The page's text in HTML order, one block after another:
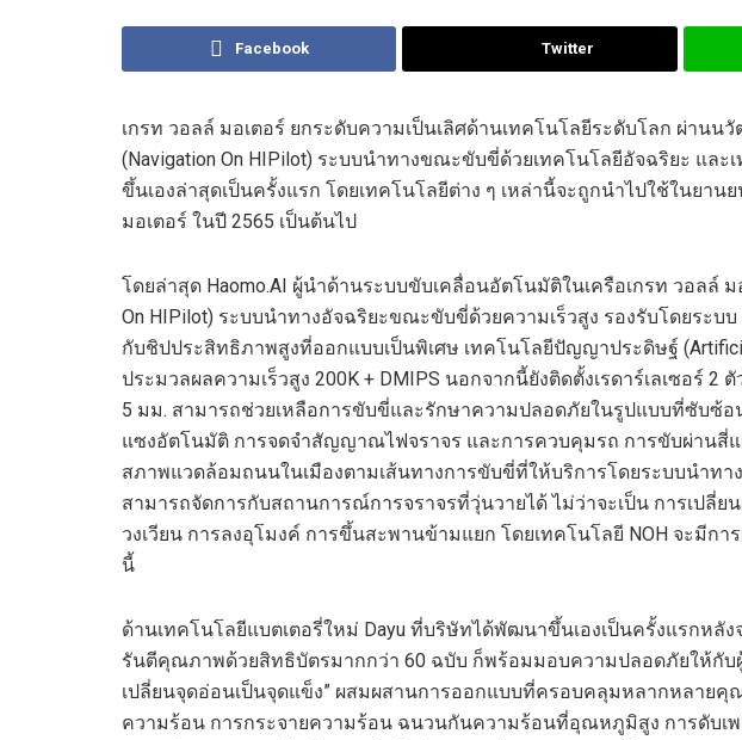
Facebook Twitter
เกรท วอลล์ มอเตอร์ ยกระดับความเป็นเลิศด้านเทคโนโลยีระดับโลก ผ่านนวั
(Navigation On HIPilot) ระบบนำทางขณะขับขี่ด้วยเทคโนโลยีอัจฉริยะ และ
ขึ้นเองล่าสุดเป็นครั้งแรก โดยเทคโนโลยีต่าง ๆ เหล่านี้จะถูกนำไปใช้ในยาน
มอเตอร์ ในปี 2565 เป็นต้นไป
โดยล่าสุด Haomo.AI ผู้นำด้านระบบขับเคลื่อนอัตโนมัติในเครือเกรท วอลล์ มอ
On HIPilot) ระบบนำทางอัจฉริยะขณะขับขี่ด้วยความเร็วสูง รองรับโดยระบบ
กับชิปประสิทธิภาพสูงที่ออกแบบเป็นพิเศษ เทคโนโลยีปัญญาประดิษฐ์
ประมวลผลความเร็วสูง 200K + DMIPS นอกจากนี้ยังติดตั้งเรดาร์เลเซอร์ 2
5 มม. สามารถช่วยเหลือการขับขี่และรักษาความปลอดภัยในรูปแบบที่ซับซ้อ
แซงอัตโนมัติ การจดจำสัญญาณไฟจราจร และการควบคุมรถ การขับผ่านสี่
สภาพแวดล้อมถนนในเมืองตามเส้นทางการขับขี่ที่ให้บริการโดยระบบนำทา
สามารถจัดการกับสถานการณ์การจราจรที่วุ่นวายได้ ไม่ว่าจะเป็น การเปลี่ย
วงเวียน การลงอุโมงค์ การขึ้นสะพานข้ามแยก โดยเทคโนโลยี NOH จะมีการ
นี้
ด้านเทคโนโลยีแบตเตอรี่ใหม่ Dayu ที่บริษัทได้พัฒนาขึ้นเองเป็นครั้งแรกหลั
รันตีคุณภาพด้วยสิทธิบัตรมากกว่า 60 ฉบับ ก็พร้อมมอบความปลอดภัยให้กับ
เปลี่ยนจุดอ่อนเป็นจุดแข็ง” ผสมผสานการออกแบบที่ครอบคลุมหลากหลายคุ
ความร้อน การกระจายความร้อน ฉนวนกันความร้อนที่อุณหภูมิสูง การดับเ